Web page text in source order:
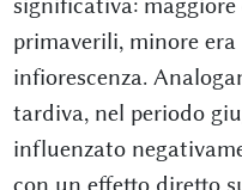
primaverili, minore
infiorescenza.
tardiva, nel periodo
influenzato
con un effetto diretto